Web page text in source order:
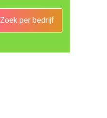
Zoek per bedrijf